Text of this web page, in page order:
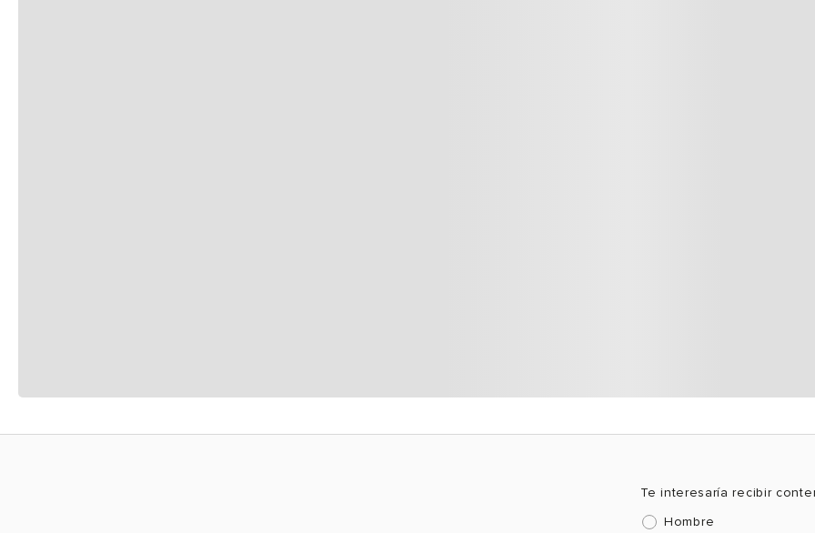
Te interesaría recibir
Hombre